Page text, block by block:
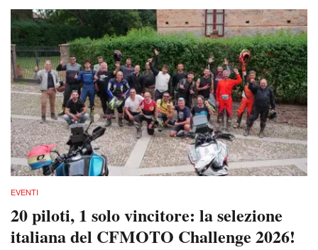
EVENTI
20 piloti, 1 solo vincitore: la selezione
italiana del CFMOTO Challenge 2026!